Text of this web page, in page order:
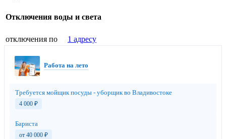
Отключения воды и света
отключения по 1 адресу
Работа на лето
Требуется мойщик посуды - уборщик во Владивостоке
4 000 ₽
Бариста
от 40 000 ₽